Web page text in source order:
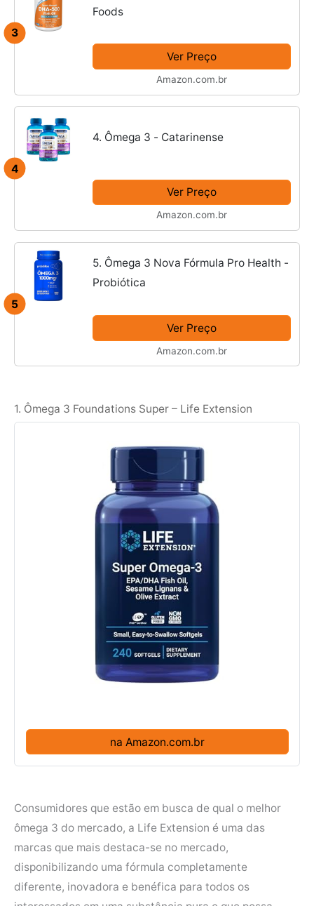
3
Foods
Ver Preço
Amazon.com.br
4
4. Ômega 3 - Catarinense
Ver Preço
Amazon.com.br
5
5. Ômega 3 Nova Fórmula Pro Health -
Probiótica
Ver Preço
Amazon.com.br
1. Ômega 3 Foundations Super – Life Extension
na Amazon.com.br
Consumidores que estão em busca de qual o melhor
ômega 3 do mercado, a Life Extension é uma das
marcas que mais destaca-se no mercado,
disponibilizando uma fórmula completamente
diferente, inovadora e benéfica para todos os